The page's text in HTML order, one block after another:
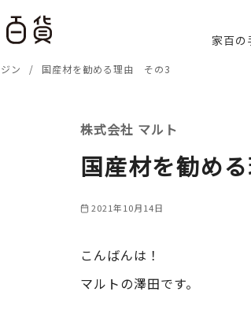
家百の
ン 国産材を勧める理由 その3
株式会社 マルト
国産材を勧め
2021年10月14日
こんばんは！
マルトの澤田です。